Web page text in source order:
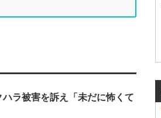
ラ被害を訴え「未だに怖くて